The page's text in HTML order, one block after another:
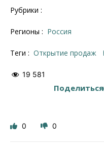
Рубрики :
Регионы : Россия
Теги : открытие продаж
19 581
Поделиться
0 0